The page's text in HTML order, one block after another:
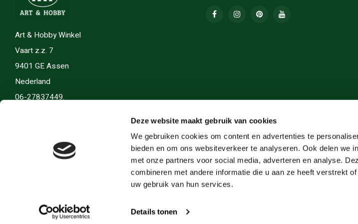
Deze website maakt gebruik van cookies
We gebruiken cookies om content en advertenties te
bieden en om ons websiteverkeer te analyseren. Ook delen we
met onze partners voor social media, adverteren en analyse.
combineren met andere informatie die u aan ze heeft verstrekt
uw gebruik van hun services.
Details tonen
Art & Hobby Winkel
Vaart z.z. 7
9401 GE Assen
Nederland
06-27837449.